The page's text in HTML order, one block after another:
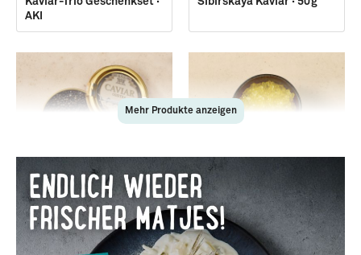
AKI
81562
Osietra Kaviar · 50g
02344
Saiblings Kaviar
Mehr Produkte anzeigen